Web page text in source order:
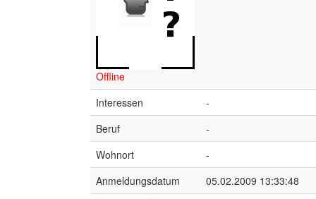
Offline
Interessen
-
Beruf
-
Wohnort
-
Anmeldungsdatum
05.02.2009 13:33:48